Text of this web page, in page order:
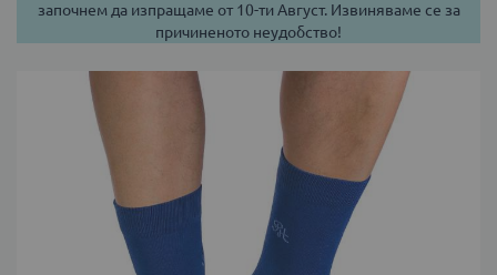
започнем да изпращаме от 10-ти Август. Извиняваме се за
причиненото неудобство!
Преминете
изображенията